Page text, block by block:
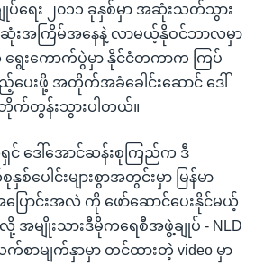
ျုပ်ရေး ၂၀၁၁ ခုနှစ်မှာ အဆုံးသတ်သွား
းဆုံးအကြိမ်အနေနဲ့ လာမယ့်နိုဝင်ဘာလမှာ
ေးကောက်ပွဲမှာ နိုင်ငံတကာက ကြပ်
ပေးဖို့ အတိုက်အခံခေါင်းဆောင် ဒေါ်
က်တွန်းသွားပါတယ်။
ရှင် ဒေါ်အောင်ဆန်းစုကြည်က ဒီ
ေါင်းများစွာအတွင်းမှာ မြန်မာ
ာင်းအလဲ ကို ဖော်ဆောင်ပေးနိုင်မယ့်
မျိုးသားဒီမိုကရေစီအဖွဲ့ချုပ် - NLD
စာမျက်နှာမှာ တင်ထားတဲ့ video မှာ